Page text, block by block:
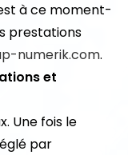
à ce moment-
prestations
numerik.com.
et
Une fois le
par